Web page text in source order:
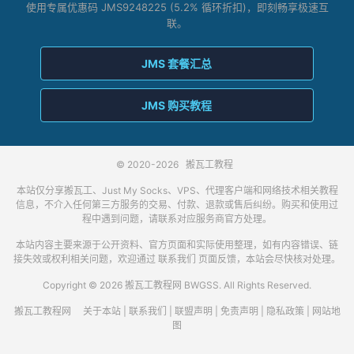
使用专属优惠码 JMS9248225 (5.2% 循环折扣)，即刻畅享极速互
联。
JMS 套餐汇总
JMS 购买教程
© 2020-2026 搬瓦工教程
本站仅分享搬瓦工、Just My Socks、VPS、代理客户端和网络技术相关教程
信息，不介入任何第三方服务的交易、付款、退款或售后纠纷。购买和使用过
程中遇到问题，请联系对应服务商官方处理。
本站内容主要来源于公开资料、官方页面和实际使用整理，如有内容错误、链
接失效或权利相关问题，欢迎通过 联系我们 页面反馈，本站会尽快核对处理。
Copyright © 2026 搬瓦工教程网 BWGSS. All Rights Reserved.
搬瓦工教程网 关于本站| 联系我们 联盟声明 免责声明 隐私政策
网站地
图